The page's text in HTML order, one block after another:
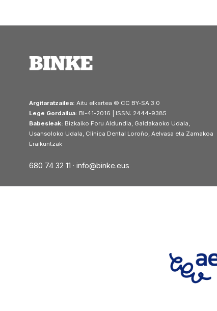
Argitaratzailea: Aitu elkartea © CC BY-SA 3.0
Lege Gordailua: BI-41-2016 | ISSN: 2444-9385
Babesleak: Bizkaiko Foru Aldundia, Galdakaoko Udala,
Usansoloko Udala, Clínica Dental Loroño, Aelvasa eta Zamakoa
Eraikuntzak
680 74 32 11 · info@binke.eus